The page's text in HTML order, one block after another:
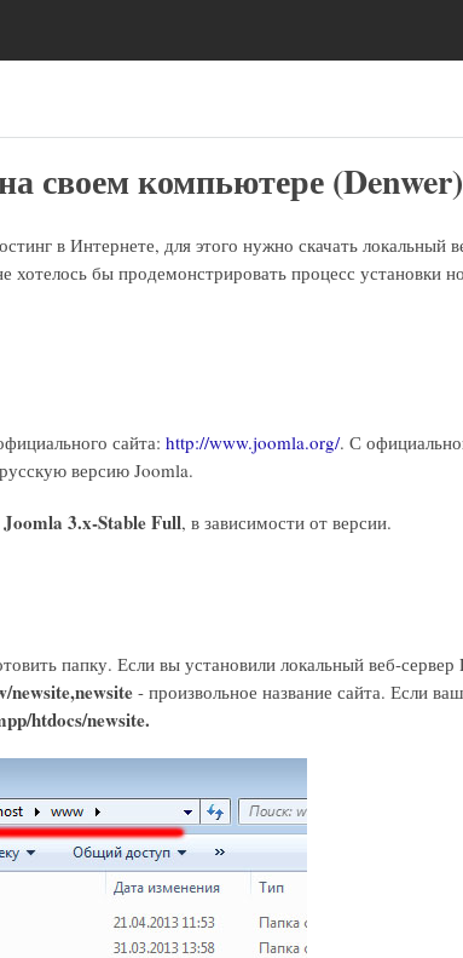
своем компьютере (Denwer)
в Интернете, для этого нужно скачать локальный
хотелось бы продемонстрировать процесс установки
сайта: http://www.joomla.org/. С
версию Joomla.
Joomla 3.x-Stable Full, в зависимости от версии.
папку. Если вы установили локальный веб-сервер
newsite,newsite - произвольное название сайта. Если
htdocs/newsite.